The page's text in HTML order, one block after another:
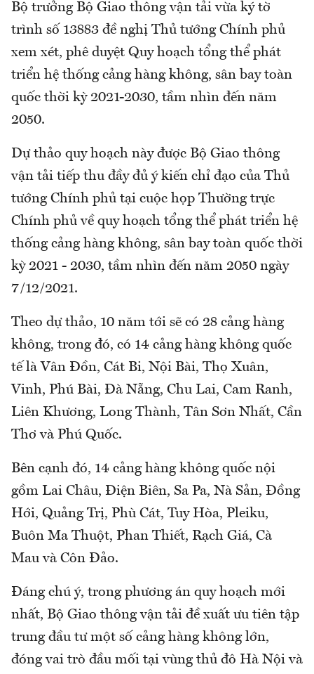
Bộ trưởng Bộ Giao thông vận tải vừa ký tờ
trình số 13883 đề nghị Thủ tướng Chính phủ
xem xét, phê duyệt Quy hoạch tổng thể phát
triển hệ thống cảng hàng không, sân bay toàn
quốc thời kỳ 2021-2030, tầm nhìn đến năm
2050.
Dự thảo quy hoạch này được Bộ Giao thông
vận tải tiếp thu đầy đủ ý kiến chỉ đạo của Thủ
tướng Chính phủ tại cuộc họp Thường trực
Chính phủ về quy hoạch tổng thể phát triển hệ
thống cảng hàng không, sân bay toàn quốc thời
kỳ 2021 - 2030, tầm nhìn đến năm 2050 ngày
7/12/2021.
Theo dự thảo, 10 năm tới sẽ có 28 cảng hàng
không, trong đó, có 14 cảng hàng không quốc
tế là Vân Đồn, Cát Bi, Nội Bài, Thọ Xuân,
Vinh, Phú Bài, Đà Nẵng, Chu Lai, Cam Ranh,
Liên Khương, Long Thành, Tân Sơn Nhất, Cần
Thơ và Phú Quốc.
Bên cạnh đó, 14 cảng hàng không quốc nội
gồm Lai Châu, Điện Biên, Sa Pa, Nà Sản, Đồng
Hới, Quảng Trị, Phù Cát, Tuy Hòa, Pleiku,
Buôn Ma Thuột, Phan Thiết, Rạch Giá, Cà
Mau và Côn Đảo.
Đáng chú ý, trong phương án quy hoạch mới
nhất, Bộ Giao thông vận tải đề xuất ưu tiên tập
trung đầu tư một số cảng hàng không lớn,
đóng vai trò đầu mối tại vùng thủ đô Hà Nội và